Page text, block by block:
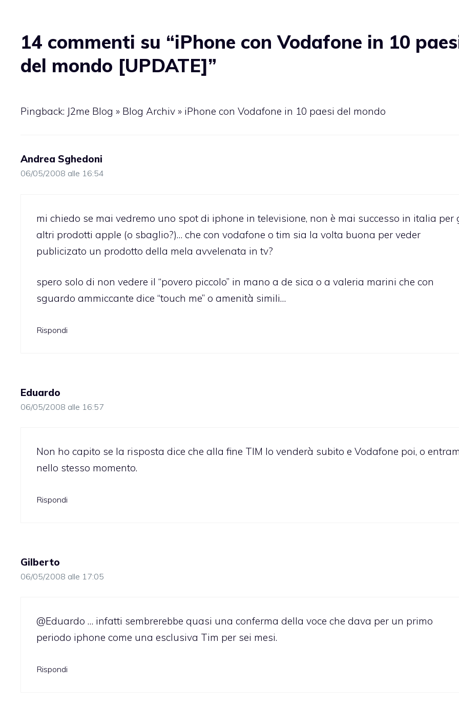
14 commenti su “iPhone con Vodafone in 10
del mondo [UPDATE]”
Pingback: J2me Blog » Blog Archiv » iPhone con Vodafone in 10 paesi del mondo
Andrea Sghedoni
06/05/2008 alle 16:54
mi chiedo se mai vedremo uno spot di iphone in televisione, non è mai successo in italia per
altri prodotti apple (o sbaglio?)… che con vodafone o tim sia la volta buona per veder
publicizato un prodotto della mela avvelenata in tv?
spero solo di non vedere il “povero piccolo” in mano a de sica o a valeria marini che con
sguardo ammiccante dice “touch me” o amenità simili…
Rispondi
Eduardo
06/05/2008 alle 16:57
Non ho capito se la risposta dice che alla fine TIM lo venderà subito e Vodafone poi, o
nello stesso momento.
Rispondi
Gilberto
06/05/2008 alle 17:05
@Eduardo … infatti sembrerebbe quasi una conferma della voce che dava per un primo
periodo iphone come una esclusiva Tim per sei mesi.
Rispondi